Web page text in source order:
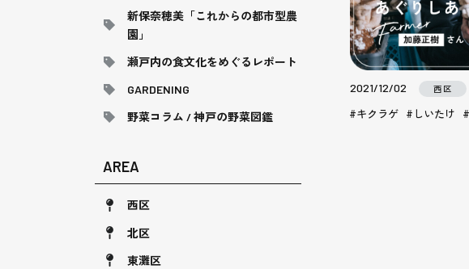
2021/12/02 西区
キクラゲ しいたけ
新保奈穂美「これからの都市型農
園」
瀬戸内の食文化をめぐるレポート
GARDENING
野菜コラム / 神戸の野菜図鑑
AREA
西区
北区
東灘区